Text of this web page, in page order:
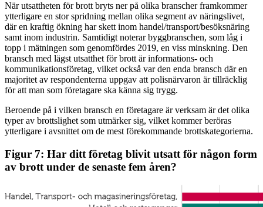
När utsattheten för brott bryts ner på olika branscher framkommer
ytterligare en stor spridning mellan olika segment av näringslivet,
där en kraftig ökning har skett inom handel/transport/besöksnäring
samt inom industrin. Samtidigt noterar byggbranschen, som låg i
topp i mätningen som genomfördes 2019, en viss minskning. Den
bransch med lägst utsatthet för brott är informations- och
kommunikationsföretag, vilket också var den enda bransch där en
majoritet av respondenterna uppgav att polisnärvaron är tillräcklig
för att man som företagare ska känna sig trygg.
Beroende på i vilken bransch en företagare är verksam är det olika
typer av brottslighet som utmärker sig, vilket kommer beröras
ytterligare i avsnittet om de mest förekommande brottskategorierna.
Figur 7: Har ditt företag blivit utsatt för någon form
av brott under de senaste fem åren?